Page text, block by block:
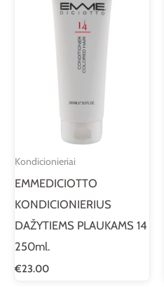
Kondicionieriai
EMMEDICIOTTO
KONDICIONIERIUS
DAŽYTIEMS PLAUKAMS 14
250ml.
€23.00